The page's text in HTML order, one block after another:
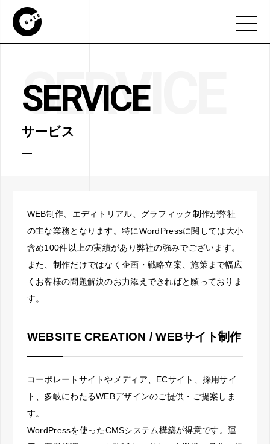
SERVICE
サービス
SERVICE
WEB制作、エディトリアル、グラフィック制作が弊社
の主な業務となります。特にWordPressに関しては大小
含め100件以上の実績があり弊社の強みでございます。
また、制作だけではなく企画・戦略立案、施策まで幅広
くお客様の問題解決のお力添えできればと願っておりま
す。
WEBSITE CREATION / WEBサイト制作
コーポレートサイトやメディア、ECサイト、採用サイ
ト、多岐にわたるWEBデザインのご提供・ご提案しま
す。
WordPressを使ったCMSシステム構築が得意です。運